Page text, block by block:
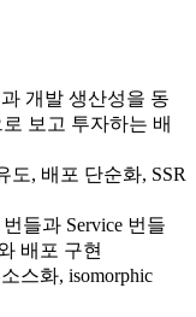
개발 생산성을 동
보고 투자하는 배
도, 배포 단순화, SSR
들과 Service 번들
배포 구현
스화, isomorphic